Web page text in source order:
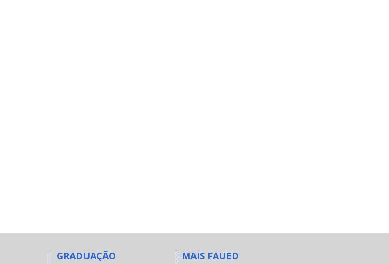
GRADUAÇÃO MAIS FAUED